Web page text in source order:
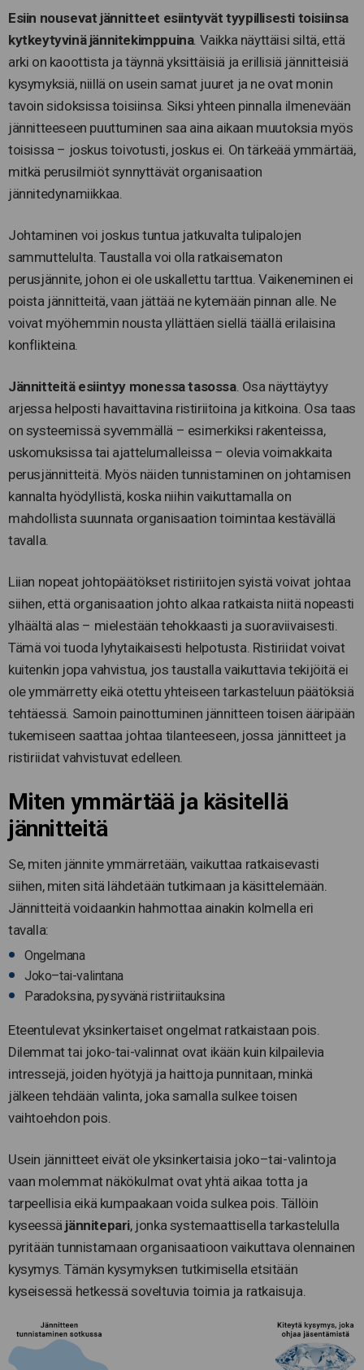
Esiin nousevat jännitteet esiintyvät tyypillisesti toisiinsa
kytkeytyvinä jännitekimppuina. Vaikka näyttäisi siltä, että
arki on kaoottista ja täynnä yksittäisiä ja erillisiä jännitteisiä
kysymyksiä, niillä on usein samat juuret ja ne ovat monin
tavoin sidoksissa toisiinsa. Siksi yhteen pinnalla ilmenevään
jännitteeseen puuttuminen saa aina aikaan muutoksia myös
toisissa – joskus toivotusti, joskus ei. On tärkeää ymmärtää,
mitkä perusilmiöt synnyttävät organisaation
jännitedynamiikkaa.
Johtaminen voi joskus tuntua jatkuvalta tulipalojen
sammuttelulta. Taustalla voi olla ratkaisematon
perusjännite, johon ei ole uskallettu tarttua. Vaikeneminen ei
poista jännitteitä, vaan jättää ne kytemään pinnan alle. Ne
voivat myöhemmin nousta yllättäen siellä täällä erilaisina
konflikteina.
Jännitteitä esiintyy monessa tasossa. Osa näyttäytyy
arjessa helposti havaittavina ristiriitoina ja kitkoina. Osa taas
on systeemissä syvemmällä – esimerkiksi rakenteissa,
uskomuksissa tai ajattelumalleissa – olevia voimakkaita
perusjännitteitä. Myös näiden tunnistaminen on johtamisen
kannalta hyödyllistä, koska niihin vaikuttamalla on
mahdollista suunnata organisaation toimintaa kestävällä
tavalla.
Liian nopeat johtopäätökset ristiriitojen syistä voivat johtaa
siihen, että organisaation johto alkaa ratkaista niitä nopeasti
ylhäältä alas – mielestään tehokkaasti ja suoraviivaisesti.
Tämä voi tuoda lyhytaikaisesti helpotusta. Ristiriidat voivat
kuitenkin jopa vahvistua, jos taustalla vaikuttavia tekijöitä ei
ole ymmärretty eikä otettu yhteiseen tarkasteluun päätöksiä
tehtäessä. Samoin painottuminen jännitteen toisen ääripään
tukemiseen saattaa johtaa tilanteeseen, jossa jännitteet ja
ristiriidat vahvistuvat edelleen.
Miten ymmärtää ja käsitellä
jännitteitä
Se, miten jännite ymmärretään, vaikuttaa ratkaisevasti
siihen, miten sitä lähdetään tutkimaan ja käsittelemään.
Jännitteitä voidaankin hahmottaa ainakin kolmella eri
tavalla:
Ongelmana
Joko–tai-valintana
Paradoksina, pysyvänä ristiriitauksina
Eteentulevat yksinkertaiset ongelmat ratkaistaan pois.
Dilemmat tai joko-tai-valinnat ovat ikään kuin kilpailevia
intressejä, joiden hyötyjä ja haittoja punnitaan, minkä
jälkeen tehdään valinta, joka samalla sulkee toisen
vaihtoehdon pois.
Usein jännitteet eivät ole yksinkertaisia joko–tai-valintoja
vaan molemmat näkökulmat ovat yhtä aikaa totta ja
tarpeellisia eikä kumpaakaan voida sulkea pois. Tällöin
kyseessä jännitepari, jonka systemaattisella tarkastelulla
pyritään tunnistamaan organisaatioon vaikuttava olennainen
kysymys. Tämän kysymyksen tutkimisella etsitään
kyseisessä hetkessä soveltuvia toimia ja ratkaisuja.